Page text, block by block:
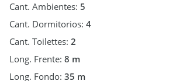
Cant. Ambientes: 5
Cant. Dormitorios: 4
Cant. Toilettes: 2
Long. Frente: 8 m
Long. Fondo: 35 m